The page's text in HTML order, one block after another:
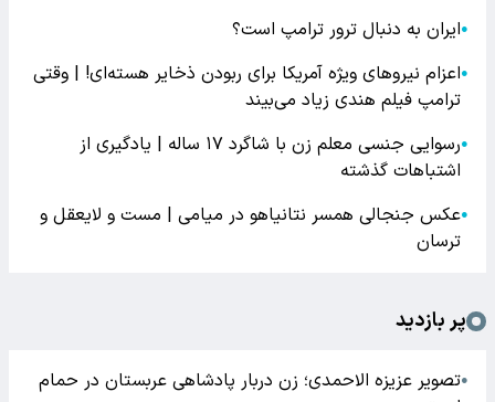
●ایران به دنبال ترور ترامپ است؟
●اعزام نیروهای ویژه آمریکا برای ربودن ذخایر هسته‌ای! | وقتی
ترامپ فیلم هندی زیاد می‌بیند
●
رسوایی جنسی معلم زن با شاگرد ۱۷ ساله | یادگیری از
اشتباهات گذشته
●عکس جنجالی همسر نتانیاهو در میامی | مست و لایعقل و
ترسان
پر بازدید
●تصویر عزیزه الاحمدی؛ زن دربار پادشاهی عربستان در حمام